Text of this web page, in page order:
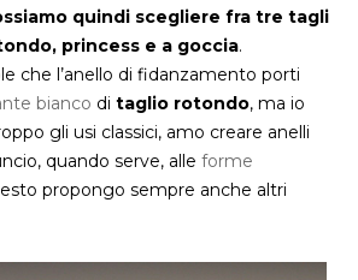
quindi scegliere fra tre tagli
princess e a goccia.
che l’anello di fidanzamento porti
bianco ditaglio rotondo, ma io
gli usi classici, amo creare anelli
quando serve, alleforme
propongo sempre anche altri